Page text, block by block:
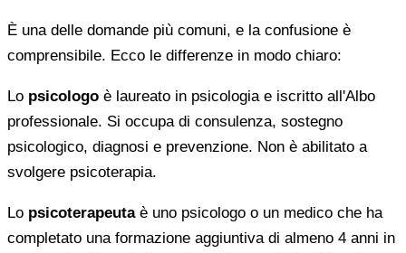
È una delle domande più comuni, e la confusione è
comprensibile. Ecco le differenze in modo chiaro:
Lo psicologo è laureato in psicologia e iscritto all'Albo
professionale. Si occupa di consulenza, sostegno
psicologico, diagnosi e prevenzione. Non è abilitato a
svolgere psicoterapia.
Lo psicoterapeutaè uno psicologo o un medico che ha
completato una formazione aggiuntiva di almeno 4 anni in